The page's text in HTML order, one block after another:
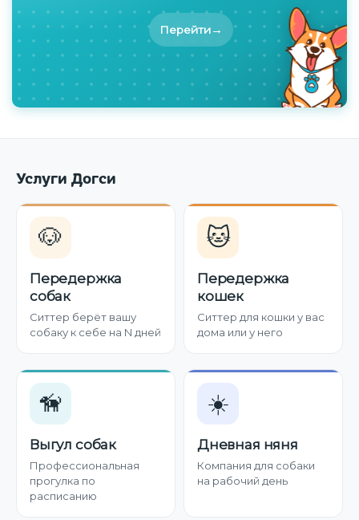
Перейти→
Услуги Догси
🐶
Передержка
собак
Ситтер берёт вашу
собаку к себе на N дней
🐱
Передержка
кошек
Ситтер для кошки у вас
дома или у него
🦮
Выгул собак
Профессиональная
прогулка по
расписанию
☀️
Дневная няня
Компания для собаки
на рабочий день